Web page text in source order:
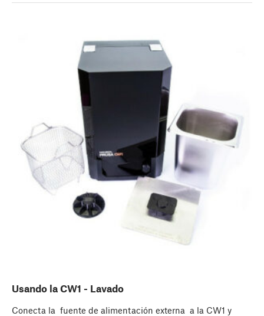
Usando la CW1 - Lavado
Conecta la ​ fuente de alimentación externa ​ a la CW1 y